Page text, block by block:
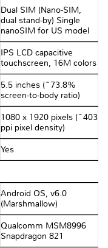
Dual SIM (Nano-SIM,
dual stand-by) Single
nanoSIM for US model
IPS LCD capacitive
touchscreen, 16M colors
5.5 inches (~73.8%
screen-to-body ratio)
1080 x 1920 pixels (~403
ppi pixel density)
Yes
Android OS, v6.0
(Marshmallow)
Qualcomm MSM8996
Snapdragon 821